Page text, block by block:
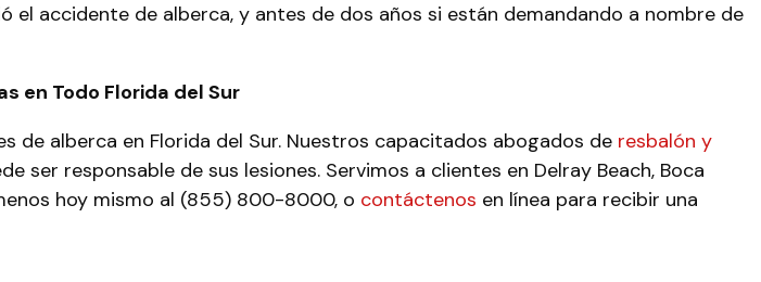
accidente de alberca, y antes de dos años si están demandando a nombre de
en Todo Florida del Sur
de alberca en Florida del Sur. Nuestros capacitados abogados de resbalón y
ser responsable de sus lesiones. Servimos a clientes en Delray Beach, Boca
hoy mismo al (855) 800-8000, o contáctenos en línea para recibir una